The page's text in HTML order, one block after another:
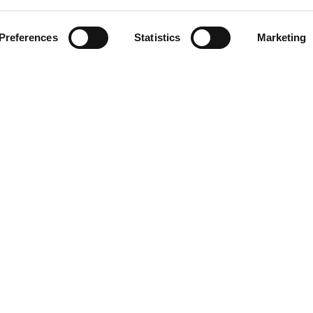
Preferences Statistics Marketing